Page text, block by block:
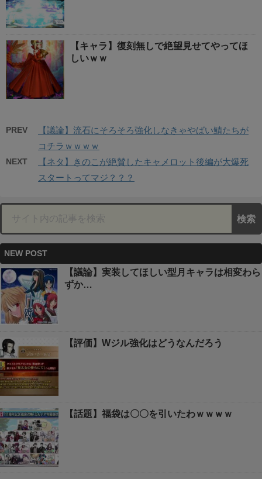
【キャラ】復刻無しで絶望見せてやってほ
しいｗｗ
PREV
【議論】流石にそろそろ強化しなきゃやばい鯖たちが
コチラｗｗｗｗ
NEXT
【ネタ】きのこが絶賛したキャメロット後編が大爆死
スタートってマジ？？？
NEW POST
【議論】実装してほしい型月キャラは相変わら
ずか…
【評価】Wジル強化はどうなんだろう
【話題】福袋は〇〇を引いたわｗｗｗｗ